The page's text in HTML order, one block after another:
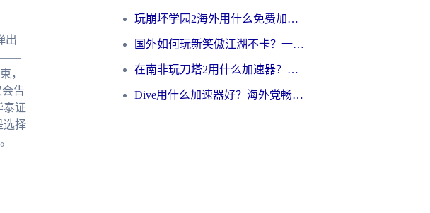
出
——
，
告
泰证
选择
玩崩坏学园2海外用什么免费加速器好？2026海外党亲测国服游戏加速指南
国外如何玩新笑傲江湖不卡？一份给海外游子的终极网络指南
在南非玩刀塔2用什么加速器？一份给海外游子的终极生存指南
Dive用什么加速器好？海外党畅玩国服游戏的终极避坑指南